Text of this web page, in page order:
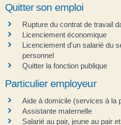
Quitter son emploi
Rupture du contrat de travail
Licenciement économique
Licenciement d'un salarié du
personnel
Quitter la fonction publique
Particulier employeur
Aide à domicile (services à la
Assistante maternelle
Salarié au pair, jeune au pair